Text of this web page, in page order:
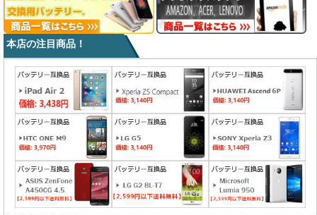
本店の注目商品！